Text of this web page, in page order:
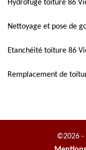
Hydrofuge toiture 86
Nettoyage et pose de
Etanchéité toiture 86
Remplacement de
©2026 -